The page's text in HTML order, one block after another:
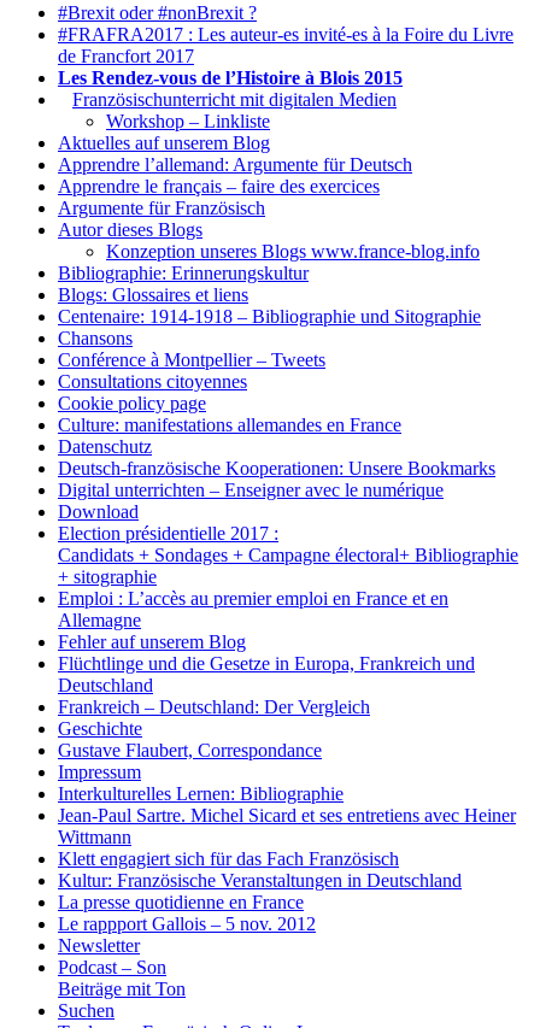
#Brexit oder #nonBrexit ?
#FRAFRA2017 : Les auteur-es invité-es à la Foire du Livre
de Francfort 2017
Les Rendez-vous de l’Histoire à Blois 2015
Französischunterricht mit digitalen Medien
Workshop – Linkliste
Aktuelles auf unserem Blog
Apprendre l’allemand: Argumente für Deutsch
Apprendre le français – faire des exercices
Argumente für Französisch
Autor dieses Blogs
Konzeption unseres Blogs www.france-blog.info
Bibliographie: Erinnerungskultur
Blogs: Glossaires et liens
Centenaire: 1914-1918 – Bibliographie und Sitographie
Chansons
Conférence à Montpellier – Tweets
Consultations citoyennes
Cookie policy page
Culture: manifestations allemandes en France
Datenschutz
Deutsch-französische Kooperationen: Unsere Bookmarks
Digital unterrichten – Enseigner avec le numérique
Download
Election présidentielle 2017 :
Candidats + Sondages + Campagne électoral+ Bibliographie
+ sitographie
Emploi : L’accès au premier emploi en France et en
Allemagne
Fehler auf unserem Blog
Flüchtlinge und die Gesetze in Europa, Frankreich und
Deutschland
Frankreich – Deutschland: Der Vergleich
Geschichte
Gustave Flaubert, Correspondance
Impressum
Interkulturelles Lernen: Bibliographie
Jean-Paul Sartre. Michel Sicard et ses entretiens avec Heiner
Wittmann
Klett engagiert sich für das Fach Französisch
Kultur: Französische Veranstaltungen in Deutschland
La presse quotidienne en France
Le rappport Gallois – 5 nov. 2012
Newsletter
Podcast – Son
Beiträge mit Ton
Suchen